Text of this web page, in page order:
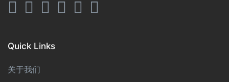
Quick Links
关于我们